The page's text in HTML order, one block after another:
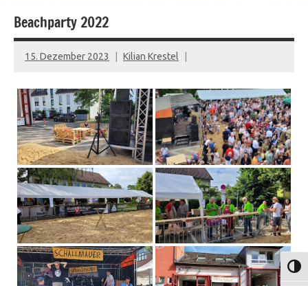
Beachparty 2022
15. Dezember 2023 Kilian Krestel